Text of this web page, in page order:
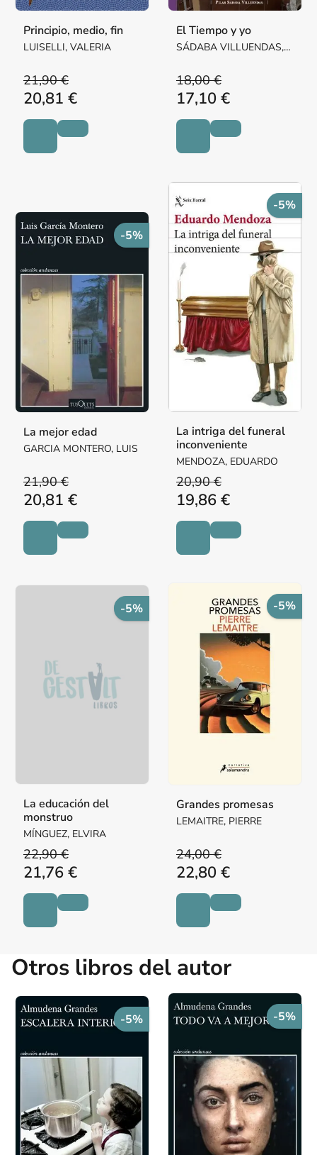
Principio, medio, fin
LUISELLI, VALERIA
21,90 €
20,81 €
El Tiempo y yo
SÁDABA VILLUENDAS,
18,00 €
17,10 €
-5%
La mejor edad
GARCIA MONTERO, LUIS
21,90 €
20,81 €
-5%
La intriga del funeral
inconveniente
MENDOZA, EDUARDO
20,90 €
19,86 €
-5%
La educación del
monstruo
MÍNGUEZ, ELVIRA
22,90 €
21,76 €
-5%
Grandes promesas
LEMAITRE, PIERRE
24,00 €
22,80 €
Otros libros del autor
-5% -5%